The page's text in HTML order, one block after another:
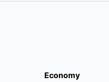
Economy